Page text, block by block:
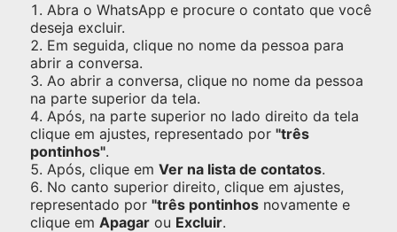
Abra o WhatsApp e procure o contato que você
deseja excluir.
Em seguida, clique no nome da pessoa para
abrir a conversa.
Ao abrir a conversa, clique no nome da pessoa
na parte superior da tela.
Após, na parte superior no lado direito da tela
clique em ajustes, representado por "três
pontinhos".
Após, clique em Ver na lista de contatos.
No canto superior direito, clique em ajustes,
representado por "três pontinhos novamente e
clique em Apagar ou Excluir.